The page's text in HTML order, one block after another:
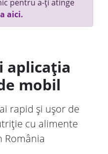
pentru a-ți atinge
aici.
aplicația
mobil
rapid și ușor de
cu alimente
România